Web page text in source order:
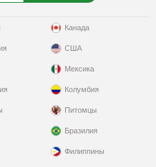
Канада
США
Мексика
Колумбия
Питомцы
Бразилия
Филиппины